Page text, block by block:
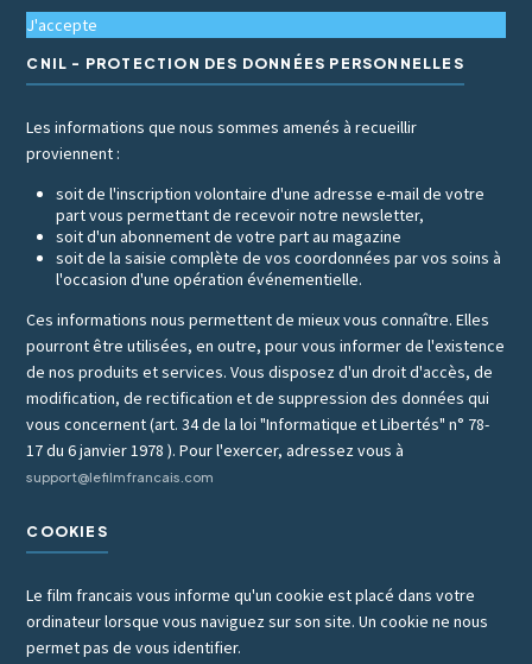
J'accepte
CNIL - PROTECTION DES DONNÉES PERSONNELLES
Les informations que nous sommes amenés à recueillir
proviennent :
soit de l'inscription volontaire d'une adresse e-mail de votre
part vous permettant de recevoir notre newsletter,
soit d'un abonnement de votre part au magazine
soit de la saisie complète de vos coordonnées par vos soins à
l'occasion d'une opération événementielle.
Ces informations nous permettent de mieux vous connaître. Elles
pourront être utilisées, en outre, pour vous informer de l'existence
de nos produits et services. Vous disposez d'un droit d'accès, de
modification, de rectification et de suppression des données qui
vous concernent (art. 34 de la loi "Informatique et Libertés" n° 78-
17 du 6 janvier 1978 ). Pour l'exercer, adressez vous à
support@lefilmfrancais.com
COOKIES
Le film francais vous informe qu'un cookie est placé dans votre
ordinateur lorsque vous naviguez sur son site. Un cookie ne nous
permet pas de vous identifier.